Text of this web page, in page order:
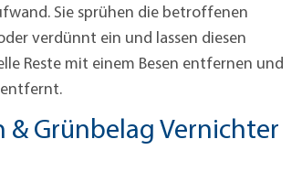
Sie sprühen die betroffenen
verdünnt ein und lassen diesen
Reste mit einem Besen entfernen und
entfernt.
& Grünbelag Vernichter